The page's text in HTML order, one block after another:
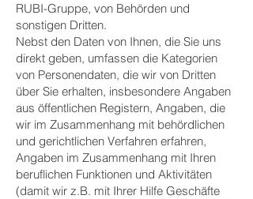
RUBI-Gruppe, von Behörden und
sonstigen Dritten.
Nebst den Daten von Ihnen, die Sie uns
direkt geben, umfassen die Kategorien
von Personendaten, die wir von Dritten
über Sie erhalten, insbesondere Angaben
aus öffentlichen Registern, Angaben, die
wir im Zusammenhang mit behördlichen
und gerichtlichen Verfahren erfahren,
Angaben im Zusammenhang mit Ihren
beruflichen Funktionen und Aktivitäten
(damit wir z.B. mit Ihrer Hilfe Geschäfte